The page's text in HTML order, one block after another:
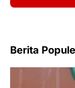
Berita